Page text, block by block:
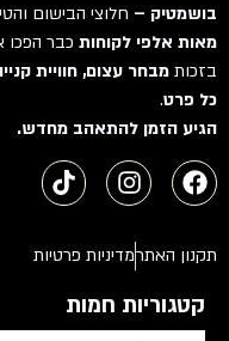
בושמטיק –חלוצי הבישום
מאות אלפי לקוחותכבר הפכו
בזכותמבחר עצום, חוויית
כל פרט.
הגיע הזמן להתאהב מחדש.
תקנון האתרמדיניות פרטיות
קטגוריות חמות